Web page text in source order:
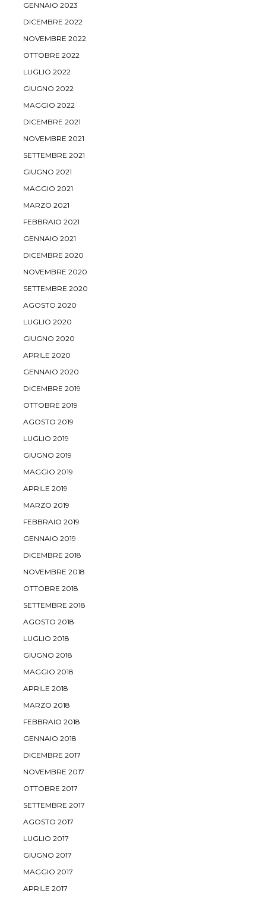
GENNAIO 2023
DICEMBRE 2022
NOVEMBRE 2022
OTTOBRE 2022
LUGLIO 2022
GIUGNO 2022
MAGGIO 2022
DICEMBRE 2021
NOVEMBRE 2021
SETTEMBRE 2021
GIUGNO 2021
MAGGIO 2021
MARZO 2021
FEBBRAIO 2021
GENNAIO 2021
DICEMBRE 2020
NOVEMBRE 2020
SETTEMBRE 2020
AGOSTO 2020
LUGLIO 2020
GIUGNO 2020
APRILE 2020
GENNAIO 2020
DICEMBRE 2019
OTTOBRE 2019
AGOSTO 2019
LUGLIO 2019
GIUGNO 2019
MAGGIO 2019
APRILE 2019
MARZO 2019
FEBBRAIO 2019
GENNAIO 2019
DICEMBRE 2018
NOVEMBRE 2018
OTTOBRE 2018
SETTEMBRE 2018
AGOSTO 2018
LUGLIO 2018
GIUGNO 2018
MAGGIO 2018
APRILE 2018
MARZO 2018
FEBBRAIO 2018
GENNAIO 2018
DICEMBRE 2017
NOVEMBRE 2017
OTTOBRE 2017
SETTEMBRE 2017
AGOSTO 2017
LUGLIO 2017
GIUGNO 2017
MAGGIO 2017
APRILE 2017